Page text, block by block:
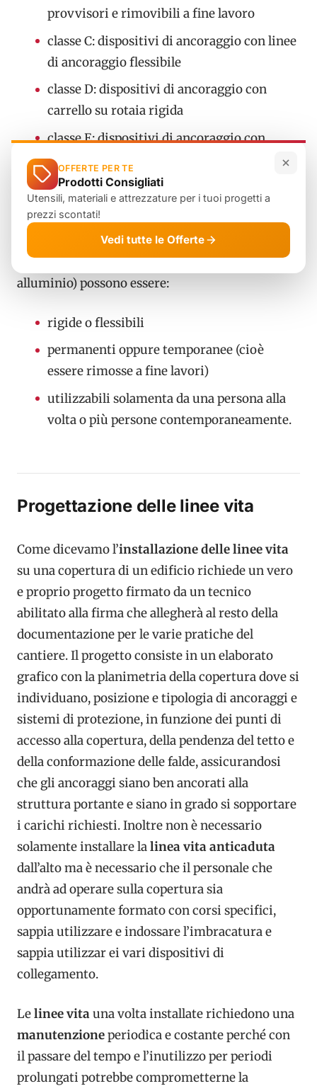
provvisori e rimovibili a fine lavoro
classe C: dispositivi di ancoraggio con linee
di ancoraggio flessibile
classe D: dispositivi di ancoraggio con
carrello su rotaia rigida
classe E: dispositivi di ancoraggio con
zavorra a corpo morto su spazi piani.
Altri tipi disistemi di protezione collettiviper
condomini o edifici pubblici sono per esempio i
parapetti, le passerelle e le reti lucernari. Inoltre
in base al materiale utilizzato (di solito acciaio o
alluminio) possono essere:
rigide o flessibili
permanenti oppure temporanee (cioè
essere rimosse a fine lavori)
utilizzabili solamenta da una persona alla
volta o più persone contemporaneamente.
Progettazione delle linee vita
Come dicevamo l’installazione delle linee vita
su una copertura di un edificio richiede un vero
e proprio progetto firmato da un tecnico
abilitato alla firma che allegherà al resto della
documentazione per le varie pratiche del
cantiere. Il progetto consiste in un elaborato
grafico con la planimetria della copertura dove si
individuano, posizione e tipologia di ancoraggi e
sistemi di protezione, in funzione dei punti di
accesso alla copertura, della pendenza del tetto e
della conformazione delle falde, assicurandosi
che gli ancoraggi siano ben ancorati alla
struttura portante e siano in grado si sopportare
i carichi richiesti. Inoltre non è necessario
solamente installare lalinea vita anticaduta
dall’alto ma è necessario che il personale che
andrà ad operare sulla copertura sia
opportunamente formato con corsi specifici,
sappia utilizzare e indossare l’imbracatura e
sappia utilizzar ei vari dispositivi di
collegamento.
Lelinee vitauna volta installate richiedono una
manutenzioneperiodica e costante perché con
il passare del tempo e l’inutilizzo per periodi
prolungati potrebbe comprometterne la
OFFERTE PER TE
Prodotti Consigliati
Utensili, materiali e attrezzature per i tuoi progetti a
prezzi scontati!
Vedi tutte le Offerte